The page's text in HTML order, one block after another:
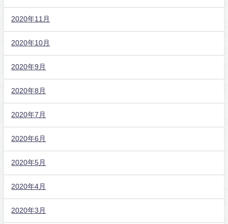
2020年11月
2020年10月
2020年9月
2020年8月
2020年7月
2020年6月
2020年5月
2020年4月
2020年3月